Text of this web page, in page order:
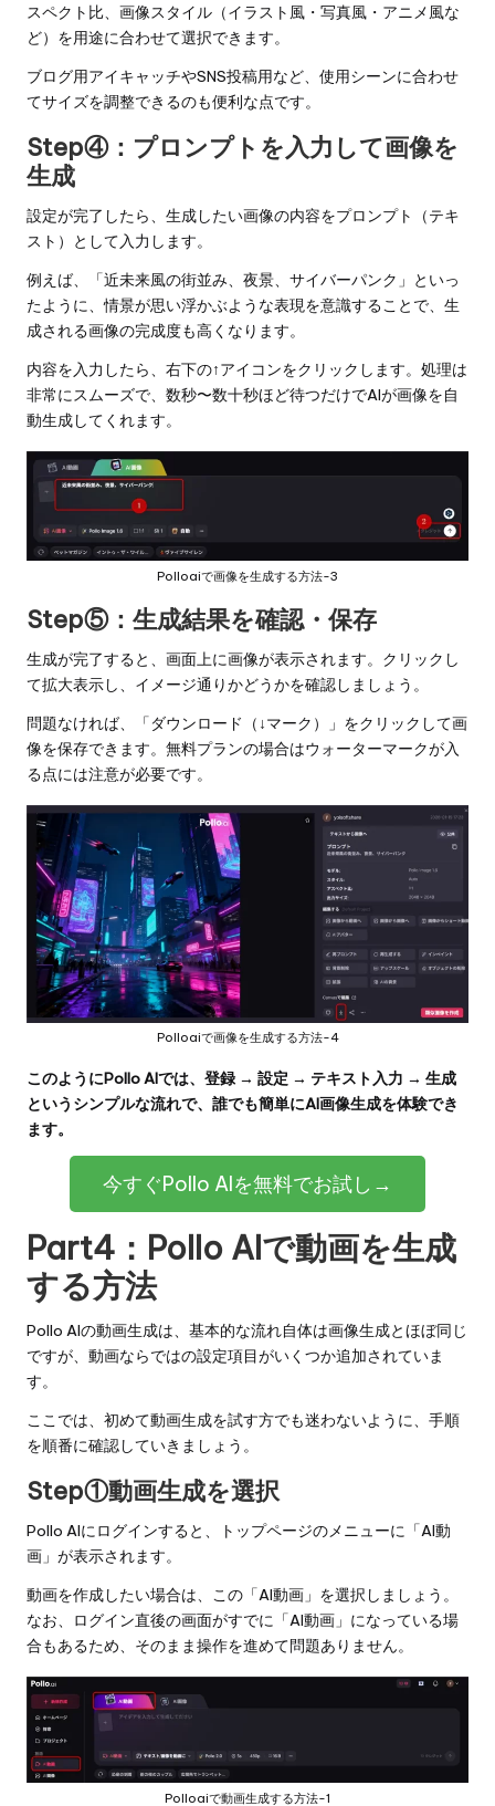
スペクト比、画像スタイル（イラスト風・写真風・アニメ風な
ど）を用途に合わせて選択できます。
ブログ用アイキャッチやSNS投稿用など、使用シーンに合わせ
てサイズを調整できるのも便利な点です。
Step④：プロンプトを入力して画像を
生成
設定が完了したら、生成したい画像の内容をプロンプト（テキ
スト）として入力します。
例えば、「近未来風の街並み、夜景、サイバーパンク」といっ
たように、情景が思い浮かぶような表現を意識することで、生
成される画像の完成度も高くなります。
内容を入力したら、右下の↑アイコンをクリックします。処理は
非常にスムーズで、数秒〜数十秒ほど待つだけでAIが画像を自
動生成してくれます。
Polloaiで画像を生成する方法-3
Step⑤：生成結果を確認・保存
生成が完了すると、画面上に画像が表示されます。クリックし
て拡大表示し、イメージ通りかどうかを確認しましょう。
問題なければ、「ダウンロード（↓マーク）」をクリックして画
像を保存できます。無料プランの場合はウォーターマークが入
る点には注意が必要です。
Polloaiで画像を生成する方法-4
このようにPollo AIでは、登録 → 設定 → テキスト入力 → 生成
というシンプルな流れで、誰でも簡単にAI画像生成を体験でき
ます。
今すぐPollo AIを無料でお試し→
Part4：Pollo AIで動画を生成
する方法
Pollo AIの動画生成は、基本的な流れ自体は画像生成とほぼ同じ
ですが、動画ならではの設定項目がいくつか追加されていま
す。
ここでは、初めて動画生成を試す方でも迷わないように、手順
を順番に確認していきましょう。
Step①動画生成を選択
Pollo AIにログインすると、 トップページのメニューに「AI動
画」が表示されます。
動画を作成したい場合は、この「AI動画」を選択しましょう。
なお、ログイン直後の画面がすでに「AI動画」になっている場
合もあるため、そのまま操作を進めて問題ありません。
Polloaiで動画生成する方法-1